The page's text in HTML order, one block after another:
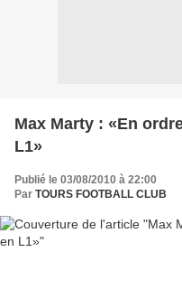
Max Marty : «En
L1»
Publié le 03/08/2010 à 22:00
Par TOURS FOOTBALL CLUB